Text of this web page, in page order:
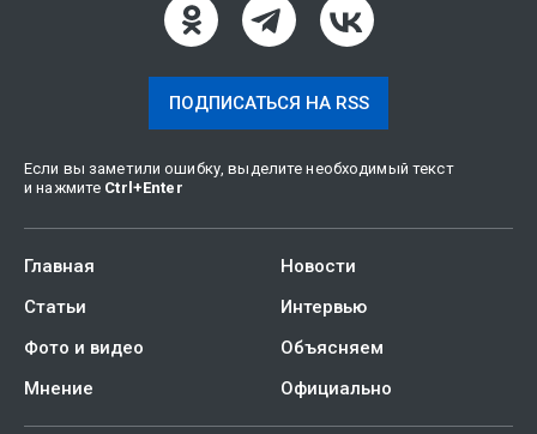
ПОДПИСАТЬСЯ НА RSS
Если вы заметили ошибку, выделите необходимый текст
и нажмите Ctrl +Enter
Главная
Новости
Статьи
Интервью
Фото и видео
Объясняем
Мнение
Официально